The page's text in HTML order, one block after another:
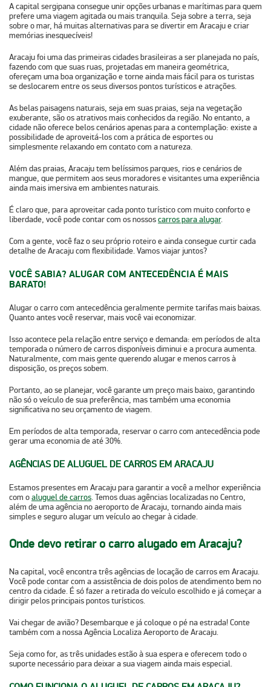
A capital sergipana consegue unir opções urbanas e marítimas para quem
prefere uma viagem agitada ou mais tranquila. Seja sobre a terra, seja
sobre o mar, há muitas alternativas para se divertir em Aracaju e criar
memórias inesquecíveis!
Aracaju foi uma das primeiras cidades brasileiras a ser planejada no país,
fazendo com que suas ruas, projetadas em maneira geométrica,
ofereçam uma boa organização e torne ainda mais fácil para os turistas
se deslocarem entre os seus diversos pontos turísticos e atrações.
As belas paisagens naturais, seja em suas praias, seja na vegetação
exuberante, são os atrativos mais conhecidos da região. No entanto, a
cidade não oferece belos cenários apenas para a contemplação: existe a
possibilidade de aproveitá-los com a prática de esportes ou
simplesmente relaxando em contato com a natureza.
Além das praias, Aracaju tem belíssimos parques, rios e cenários de
mangue, que permitem aos seus moradores e visitantes uma experiência
ainda mais imersiva em ambientes naturais.
É claro que, para aproveitar cada ponto turístico com muito conforto e
liberdade, você pode contar com os nossoscarros para alugar.
Com a gente, você faz o seu próprio roteiro e ainda consegue curtir cada
detalhe de Aracaju com flexibilidade. Vamos viajar juntos?
VOCÊ SABIA? ALUGAR COM ANTECEDÊNCIA É MAIS
BARATO!
Alugar o carro com antecedência geralmente permite tarifas mais baixas.
Quanto antes você reservar, mais você vai economizar.
Isso acontece pela relação entre serviço e demanda: em períodos de alta
temporada o número de carros disponíveis diminui e a procura aumenta.
Naturalmente, com mais gente querendo alugar e menos carros à
disposição, os preços sobem.
Portanto, ao se planejar, você garante um preço mais baixo, garantindo
não só o veículo de sua preferência, mas também uma economia
significativa no seu orçamento de viagem.
Em períodos de alta temporada, reservar o carro com antecedência pode
gerar uma economia de até 30%.
AGÊNCIAS DE ALUGUEL DE CARROS EM ARACAJU
Estamos presentes em Aracaju para garantir a você a melhor experiência
com oaluguel de carros. Temos duas agências localizadas no Centro,
além de uma agência no aeroporto de Aracaju, tornando ainda mais
simples e seguro alugar um veículo ao chegar à cidade.
Onde devo retirar o carro alugado em Aracaju?
Na capital, você encontra três agências de locação de carros em Aracaju.
Você pode contar com a assistência de dois polos de atendimento bem no
centro da cidade. É só fazer a retirada do veículo escolhido e já começar a
dirigir pelos principais pontos turísticos.
Vai chegar de avião? Desembarque e já coloque o pé na estrada! Conte
também com a nossa Agência Localiza Aeroporto de Aracaju.
Seja como for, as três unidades estão à sua espera e oferecem todo o
suporte necessário para deixar a sua viagem ainda mais especial.